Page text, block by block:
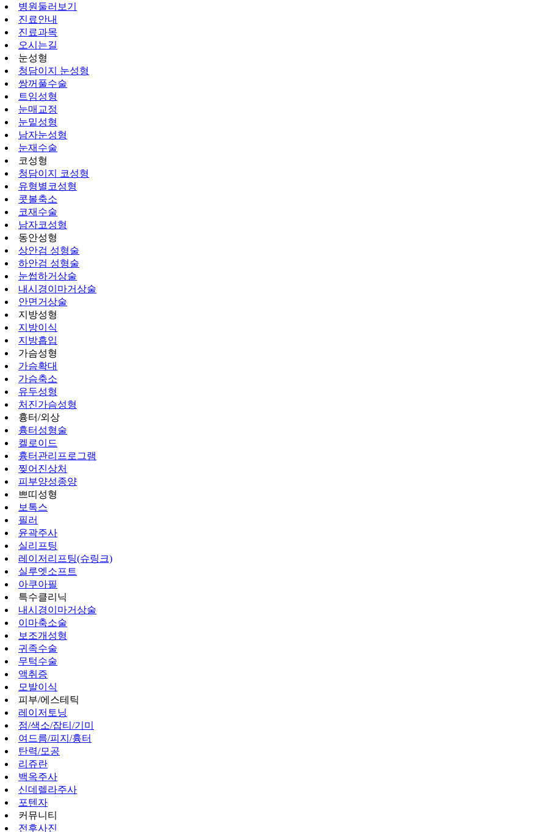
병원둘러보기
진료안내
진료과목
오시는길
눈성형
청담이지 눈성형
쌍꺼풀수술
트임성형
눈매교정
눈밑성형
남자눈성형
눈재수술
코성형
청담이지 코성형
유형별코성형
콧볼축소
코재수술
남자코성형
동안성형
상안검 성형술
하안검 성형술
눈썹하거상술
내시경이마거상술
안면거상술
지방성형
지방이식
지방흡입
가슴성형
가슴확대
가슴축소
유두성형
처진가슴성형
흉터/외상
흉터성형술
켈로이드
흉터관리프로그램
찢어진상처
피부양성종양
쁘띠성형
보톡스
필러
윤곽주사
실리프팅
레이저리프팅(슈링크)
실루엣소프트
아쿠아필
특수클리닉
내시경이마거상술
이마축소술
보조개성형
귀족수술
무턱수술
액취증
모발이식
피부/에스테틱
레이저토닝
점/색소/잡티/기미
여드름/피지/흉터
탄력/모공
리쥬란
백옥주사
신데렐라주사
포텐자
커뮤니티
전후사진